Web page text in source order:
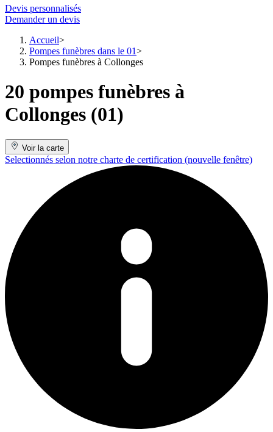
Devis personnalisés
Demander un devis
Accueil
Pompes funèbres dans le 01
Pompes funèbres à Collonges
20 pompes funèbres à
Collonges (01)
Voir la carte
Selectionnés selon notre charte de certification (nouvelle fenêtre)